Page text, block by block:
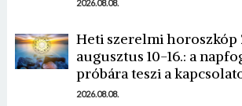
2026.08.08.
Heti szerelmi horoszkóp
augusztus 10-16.: a
próbára teszi a
2026.08.08.
Borsonline